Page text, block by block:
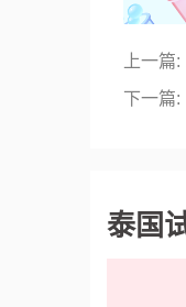
上一篇:
下一篇:
泰国